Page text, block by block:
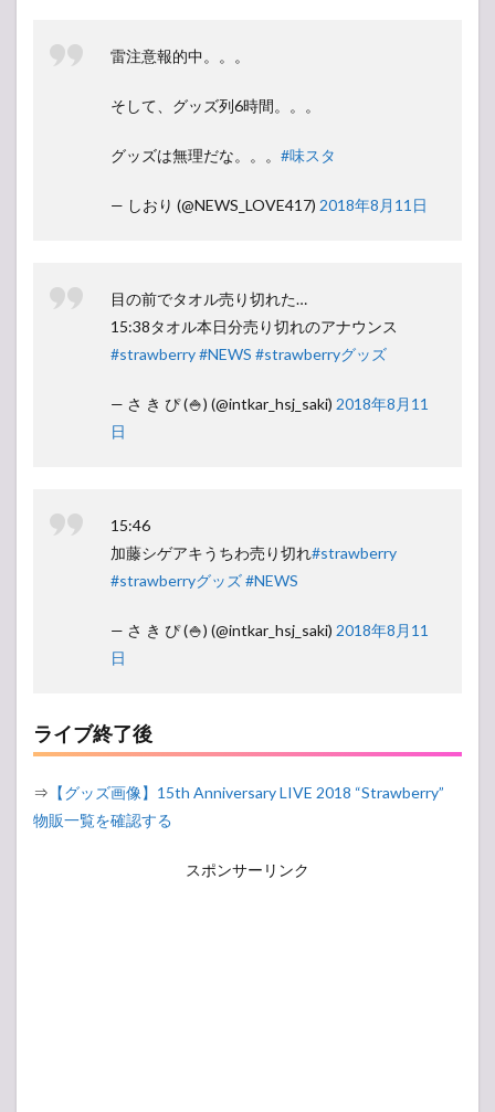
15:38タオル本日分売り切れのアナウンス
#strawberry#NEWS#strawberryグッズ
日
加藤シゲアキうちわ売り切れ
#strawberryグッズ#NEWS
日
物販一覧を確認する